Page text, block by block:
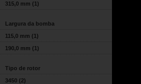
315,0 mm (1)
Largura da bomba
115,0 mm (1)
190,0 mm (1)
Tipo de rotor
3450 (2)